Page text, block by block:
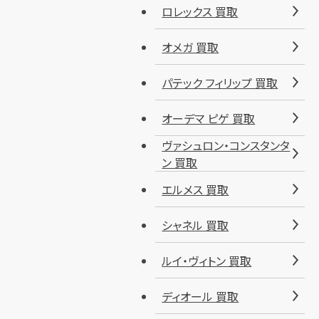
ロレックス 買取
オメガ 買取
パテック フィリップ 買取
オーデマ ピゲ 買取
ヴァシュロン・コンスタンタ
ン 買取
エルメス 買取
シャネル 買取
ルイ・ヴィトン 買取
ディオール 買取